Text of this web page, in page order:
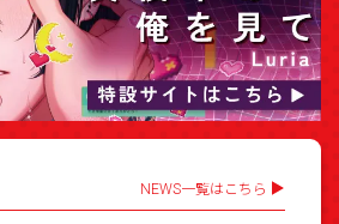
NEWS一覧はこちら